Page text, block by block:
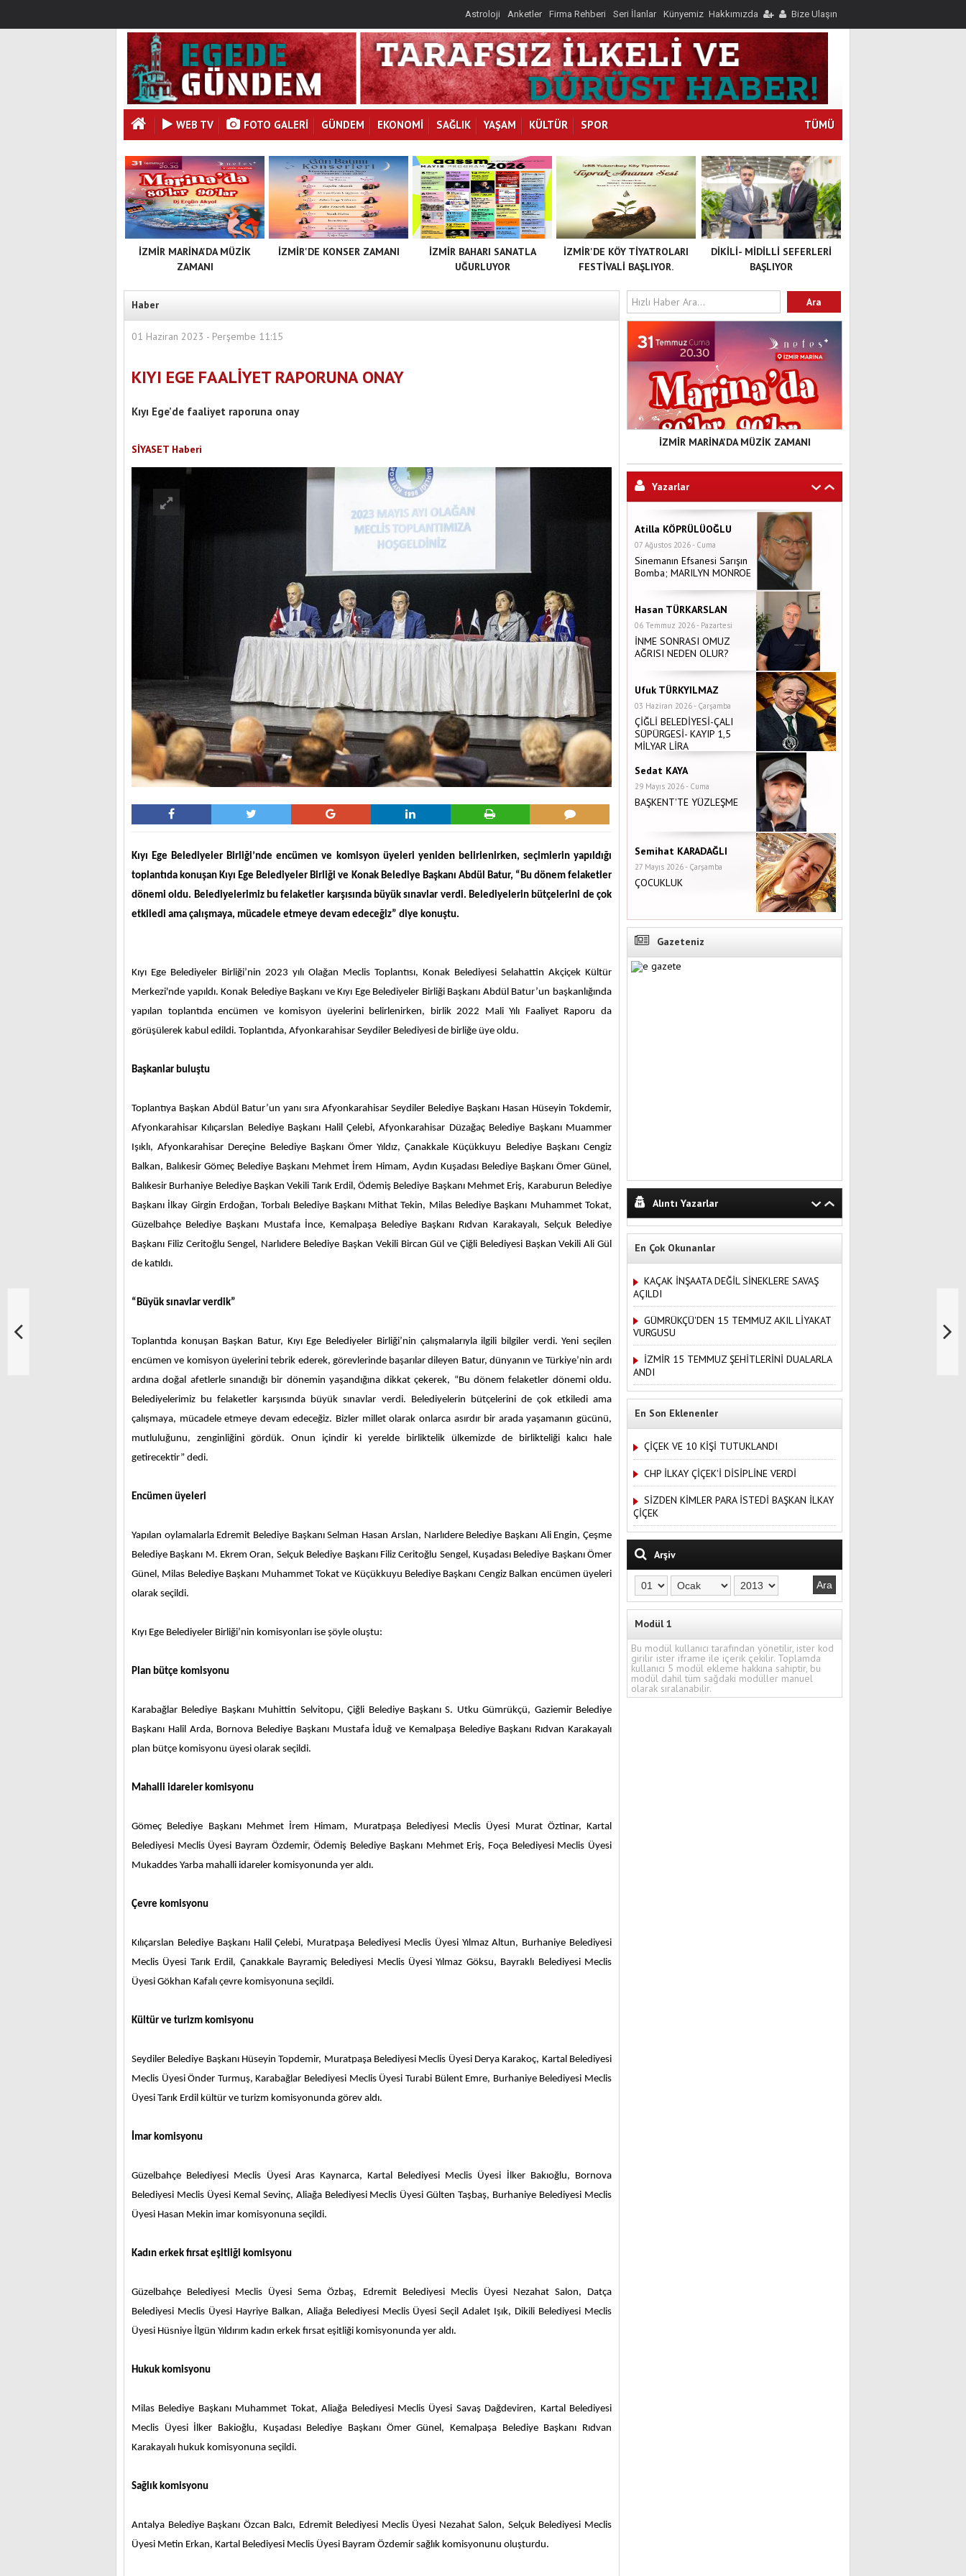
Astroloji Anketler Firma Rehberi Seri İlanlar Künyemiz Hakkımızda Bize Ulaşın
WEB TV FOTO GALERI GÜNDEM EKONOMİ SAĞLIK YAŞAM KÜLTÜR SPOR TÜMÜ
İZMİR MARİNA'DA MÜZİK
ZAMANI
İZMİR'DE KONSER ZAMANI
İZMİR BAHARI SANATLA
UĞURLUYOR
DİKİLİ- MİDİLLİ SEFERLERİ
BAŞLIYOR
İZMİR'DE KÖY TİYATROLARI
FESTİVALİ BAŞLIYOR.
Haber
01 Haziran 2023 - Perşembe 11:15
KIYI EGE FAALİYET RAPORUNA ONAY
Kıyı Ege’de faaliyet raporuna onay
SİYASET Haberi
Kıyı Ege Belediyeler Birliği’nde encümen ve komisyon üyeleri yeniden belirlenirken, seçimlerin yapıldığı
toplantıda konuşan Kıyı Ege Belediyeler Birliği ve Konak Belediye Başkanı Abdül Batur, “Bu dönem felaketler
dönemi oldu. Belediyelerimiz bu felaketler karşısında büyük sınavlar verdi. Belediyelerin bütçelerini de çok
etkiledi ama çalışmaya, mücadele etmeye devam edeceğiz” diye konuştu.
Kıyı Ege Belediyeler Birliği’nin 2023 yılı Olağan Meclis Toplantısı, Konak Belediyesi Selahattin Akçiçek Kültür
Merkezi'nde yapıldı. Konak Belediye Başkanı ve Kıyı Ege Belediyeler Birliği Başkanı Abdül Batur’un başkanlığında
yapılan toplantıda encümen ve komisyon üyelerini belirlenirken, birlik 2022 Mali Yılı Faaliyet Raporu da
görüşülerek kabul edildi. Toplantıda, Afyonkarahisar Seydiler Belediyesi de birliğe üye oldu.
Başkanlar buluştu
Toplantıya Başkan Abdül Batur’un yanı sıra Afyonkarahisar Seydiler Belediye Başkanı Hasan Hüseyin Tokdemir,
Afyonkarahisar Kılıçarslan Belediye Başkanı Halil Çelebi, Afyonkarahisar Düzağaç Belediye Başkanı Muammer
Işıklı, Afyonkarahisar Dereçine Belediye Başkanı Ömer Yıldız, Çanakkale Küçükkuyu Belediye Başkanı Cengiz
Balkan, Balıkesir Gömeç Belediye Başkanı Mehmet İrem Himam, Aydın Kuşadası Belediye Başkanı Ömer Günel,
Balıkesir Burhaniye Belediye Başkan Vekili Tarık Erdil, Ödemiş Belediye Başkanı Mehmet Eriş, Karaburun Belediye
Başkanı İlkay Girgin Erdoğan, Torbalı Belediye Başkanı Mithat Tekin, Milas Belediye Başkanı Muhammet Tokat,
Güzelbahçe Belediye Başkanı Mustafa İnce, Kemalpaşa Belediye Başkanı Rıdvan Karakayalı, Selçuk Belediye
Başkanı Filiz Ceritoğlu Sengel, Narlıdere Belediye Başkan Vekili Bircan Gül ve Çiğli Belediyesi Başkan Vekili Ali Gül
de katıldı.
“Büyük sınavlar verdik”
Toplantıda konuşan Başkan Batur, Kıyı Ege Belediyeler Birliği’nin çalışmalarıyla ilgili bilgiler verdi. Yeni seçilen
encümen ve komisyon üyelerini tebrik ederek, görevlerinde başarılar dileyen Batur, dünyanın ve Türkiye’nin ardı
ardına doğal afetlerle sınandığı bir dönemin yaşandığına dikkat çekerek, “Bu dönem felaketler dönemi oldu.
Belediyelerimiz bu felaketler karşısında büyük sınavlar verdi. Belediyelerin bütçelerini de çok etkiledi ama
çalışmaya, mücadele etmeye devam edeceğiz. Bizler millet olarak onlarca asırdır bir arada yaşamanın gücünü,
mutluluğunu, zenginliğini gördük. Onun içindir ki yerelde birliktelik ülkemizde de birlikteliği kalıcı hale
getirecektir” dedi.
Encümen üyeleri
Yapılan oylamalarla Edremit Belediye Başkanı Selman Hasan Arslan, Narlıdere Belediye Başkanı Ali Engin, Çeşme
Belediye Başkanı M. Ekrem Oran, Selçuk Belediye Başkanı Filiz Ceritoğlu Sengel, Kuşadası Belediye Başkanı Ömer
Günel, Milas Belediye Başkanı Muhammet Tokat ve Küçükkuyu Belediye Başkanı Cengiz Balkan encümen üyeleri
olarak seçildi.
Kıyı Ege Belediyeler Birliği’nin komisyonları ise şöyle oluştu:
Plan bütçe komisyonu
Karabağlar Belediye Başkanı Muhittin Selvitopu, Çiğli Belediye Başkanı S. Utku Gümrükçü, Gaziemir Belediye
Başkanı Halil Arda, Bornova Belediye Başkanı Mustafa İduğ ve Kemalpaşa Belediye Başkanı Rıdvan Karakayalı
plan bütçe komisyonu üyesi olarak seçildi.
Mahalli idareler komisyonu
Gömeç Belediye Başkanı Mehmet İrem Himam, Muratpaşa Belediyesi Meclis Üyesi Murat Öztinar, Kartal
Belediyesi Meclis Üyesi Bayram Özdemir, Ödemiş Belediye Başkanı Mehmet Eriş, Foça Belediyesi Meclis Üyesi
Mukaddes Yarba mahalli idareler komisyonunda yer aldı.
Çevre komisyonu
Kılıçarslan Belediye Başkanı Halil Çelebi, Muratpaşa Belediyesi Meclis Üyesi Yılmaz Altun, Burhaniye Belediyesi
Meclis Üyesi Tarık Erdil, Çanakkale Bayramiç Belediyesi Meclis Üyesi Yılmaz Göksu, Bayraklı Belediyesi Meclis
Üyesi Gökhan Kafalı çevre komisyonuna seçildi.
Kültür ve turizm komisyonu
Seydiler Belediye Başkanı Hüseyin Topdemir, Muratpaşa Belediyesi Meclis Üyesi Derya Karakoç, Kartal Belediyesi
Meclis Üyesi Önder Turmuş, Karabağlar Belediyesi Meclis Üyesi Turabi Bülent Emre, Burhaniye Belediyesi Meclis
Üyesi Tarık Erdil kültür ve turizm komisyonunda görev aldı.
İmar komisyonu
Güzelbahçe Belediyesi Meclis Üyesi Aras Kaynarca, Kartal Belediyesi Meclis Üyesi İlker Bakıoğlu, Bornova
Belediyesi Meclis Üyesi Kemal Sevinç, Aliağa Belediyesi Meclis Üyesi Gülten Taşbaş, Burhaniye Belediyesi Meclis
Üyesi Hasan Mekin imar komisyonuna seçildi.
Kadın erkek fırsat eşitliği komisyonu
Güzelbahçe Belediyesi Meclis Üyesi Sema Özbaş, Edremit Belediyesi Meclis Üyesi Nezahat Salon, Datça
Belediyesi Meclis Üyesi Hayriye Balkan, Aliağa Belediyesi Meclis Üyesi Seçil Adalet Işık, Dikili Belediyesi Meclis
Üyesi Hüsniye İlgün Yıldırım kadın erkek fırsat eşitliği komisyonunda yer aldı.
Hukuk komisyonu
Milas Belediye Başkanı Muhammet Tokat, Aliağa Belediyesi Meclis Üyesi Savaş Dağdeviren, Kartal Belediyesi
Meclis Üyesi İlker Bakioğlu, Kuşadası Belediye Başkanı Ömer Günel, Kemalpaşa Belediye Başkanı Rıdvan
Karakayalı hukuk komisyonuna seçildi.
Sağlık komisyonu
Antalya Belediye Başkanı Özcan Balcı, Edremit Belediyesi Meclis Üyesi Nezahat Salon, Selçuk Belediyesi Meclis
Üyesi Metin Erkan, Kartal Belediyesi Meclis Üyesi Bayram Özdemir sağlık komisyonunu oluşturdu.
İZMİR MARİNA'DA MÜZİK ZAMANI
Yazarlar
Atilla KÖPRÜLÜOĞLU
07 Ağustos 2026 - Cuma
Sinemanın Efsanesi Sarışın
Bomba; MARILYN MONROE
Hasan TÜRKARSLAN
06 Temmuz 2026 - Pazartesi
İNME SONRASI OMUZ
AĞRISI NEDEN OLUR?
Ufuk TÜRKYILMAZ
03 Haziran 2026 - Çarşamba
ÇİĞLİ BELEDİYESİ-ÇALI
SÜPÜRGESİ- KAYIP 1,5
MİLYAR LİRA
Sedat KAYA
29 Mayıs 2026 - Cuma
BAŞKENT'TE YÜZLEŞME
Semihat KARADAĞLI
27 Mayıs 2026 - Çarşamba
ÇOCUKLUK
Gazeteniz
Alıntı Yazarlar
En Çok Okunanlar
KAÇAK İNŞAATA DEĞİL SİNEKLERE SAVAŞ
AÇILDI
GÜMRÜKÇÜ'DEN 15 TEMMUZ AKIL LİYAKAT
VURGUSU
İZMİR 15 TEMMUZ ŞEHİTLERİNİ DUALARLA
ANDI
En Son Eklenenler
ÇİÇEK VE 10 KİŞİ TUTUKLANDI
CHP İLKAY ÇİÇEK'İ DİSİPLİNE VERDİ
SİZDEN KİMLER PARA İSTEDİ BAŞKAN İLKAY
ÇİÇEK
Arşiv
Modül 1
Bu modül kullanıcı tarafından yönetilir, ister kod
girilir ister iframe ile içerik çekilir. Toplamda
kullanıcı 5 modül ekleme hakkına sahiptir, bu
modül dahil tüm sağdaki modüller manuel
olarak sıralanabilir.